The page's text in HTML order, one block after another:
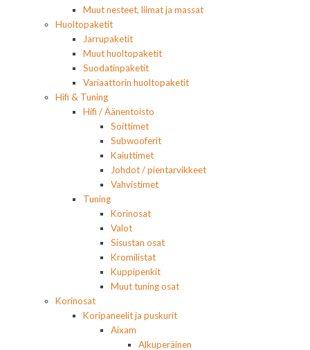
Muut nesteet, liimat ja massat
Huoltopaketit
Jarrupaketit
Muut huoltopaketit
Suodatinpaketit
Variaattorin huoltopaketit
Hifi & Tuning
Hifi / Äänentoisto
Soittimet
Subwooferit
Kaiuttimet
Johdot / pientarvikkeet
Vahvistimet
Tuning
Korinosat
Valot
Sisustan osat
Kromilistat
Kuppipenkit
Muut tuning osat
Korinosat
Koripaneelit ja puskurit
Aixam
Alkuperäinen